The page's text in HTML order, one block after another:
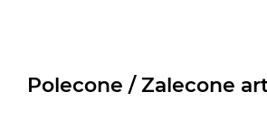
Polecone / Zalecone